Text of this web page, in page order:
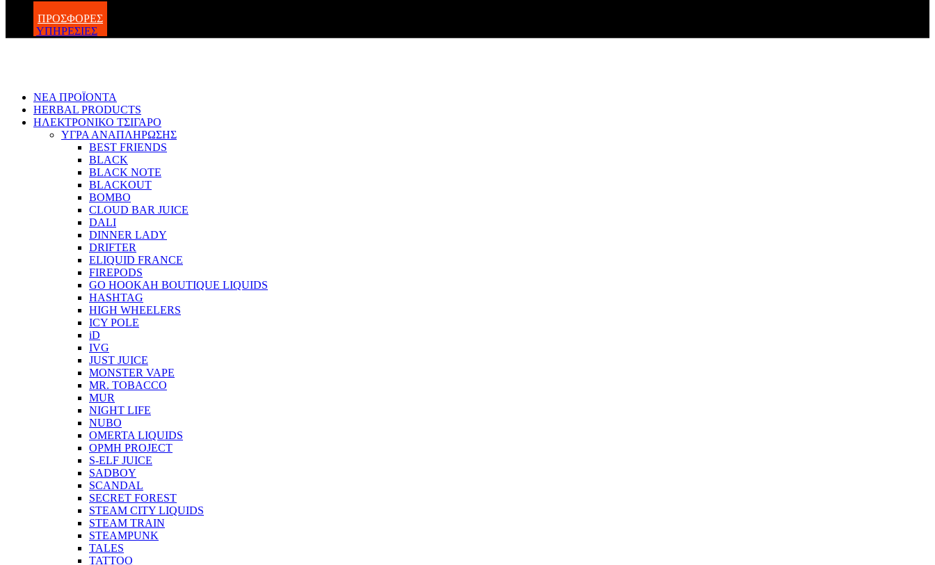
ΠΡΟΣΦΟΡΕΣ
ΥΠΗΡΕΣΙΕΣ
ΝΕΑ ΠΡΟΪΟΝΤΑ
HERBAL PRODUCTS
ΗΛΕΚΤΡΟΝΙΚΟ ΤΣΙΓΑΡΟ
ΥΓΡΑ ΑΝΑΠΛΗΡΩΣΗΣ
BEST FRIENDS
BLACK
BLACK NOTE
BLACKOUT
BOMBO
CLOUD BAR JUICE
DALI
DINNER LADY
DRIFTER
ELIQUID FRANCE
FIREPODS
GO HOOKAH BOUTIQUE LIQUIDS
HASHTAG
HIGH WHEELERS
ICY POLE
iD
IVG
JUST JUICE
MONSTER VAPE
MR. TOBACCO
MUR
NIGHT LIFE
NUBO
OMERTA LIQUIDS
OPMH PROJECT
S-ELF JUICE
SADBOY
SCANDAL
SECRET FOREST
STEAM CITY LIQUIDS
STEAM TRAIN
STEAMPUNK
TALES
TATTOO